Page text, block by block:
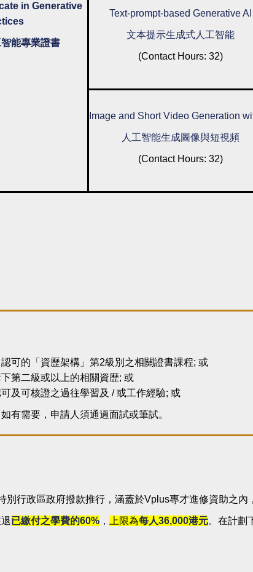
in Generative
能專業證書
Text-prompt-based Generative AI
文本提示生成式人工智能
(Contact Hours: 32)
Image and Short Video Generation
人工智能生成圖像與短視頻
(Contact Hours: 32)
可的「資歷架構」第2級別之相關證書課程; 或
第二級或以上的相關資歴; 或
及可核證之過往學習及 / 或工作經驗; 或
有需要，申請人須通過面試或筆試。
別行政區政府撥款推行，涵蓋於Vplus專才進修資助之
已繳付之學費的60% ， 上限為每人36,000港元。在計劃